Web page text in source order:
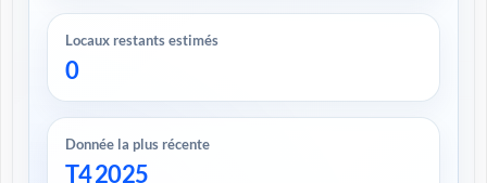
Locaux restants estimés
0
Donnée la plus récente
T4 2025